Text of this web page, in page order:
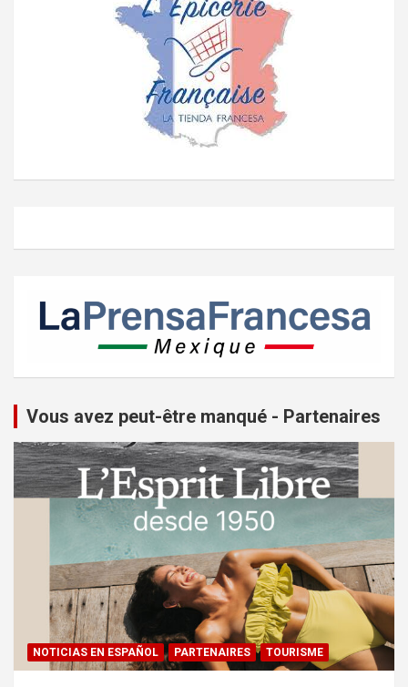
Vous avez peut-être manqué - Partenaires
NOTICIAS EN ESPAÑOL PARTENAIRES TOURISME